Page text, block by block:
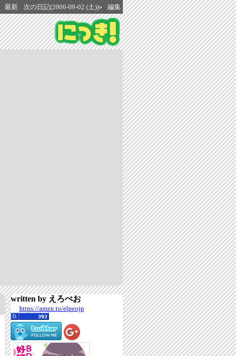
最新 次の日記(2006-09-02 (土))» 編集
written by えろぺお
https://amzn.to/elpeojp